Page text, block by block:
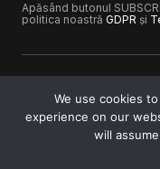
Apăsând butonul
politica noastră GDPR și
Copyright © 2017-2025
rezervate · Dezvoltat de
We use cookies
experience on our
will